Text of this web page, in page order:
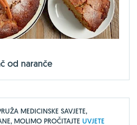
od naranče
MEDICINSKE SAVJETE,
MOLIMO PROČITAJTE UVJETE